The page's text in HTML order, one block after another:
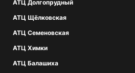
АТЦ Долгопрудный
АТЦ Щёлковская
АТЦ Семеновская
АТЦ Химки
АТЦ Балашиха